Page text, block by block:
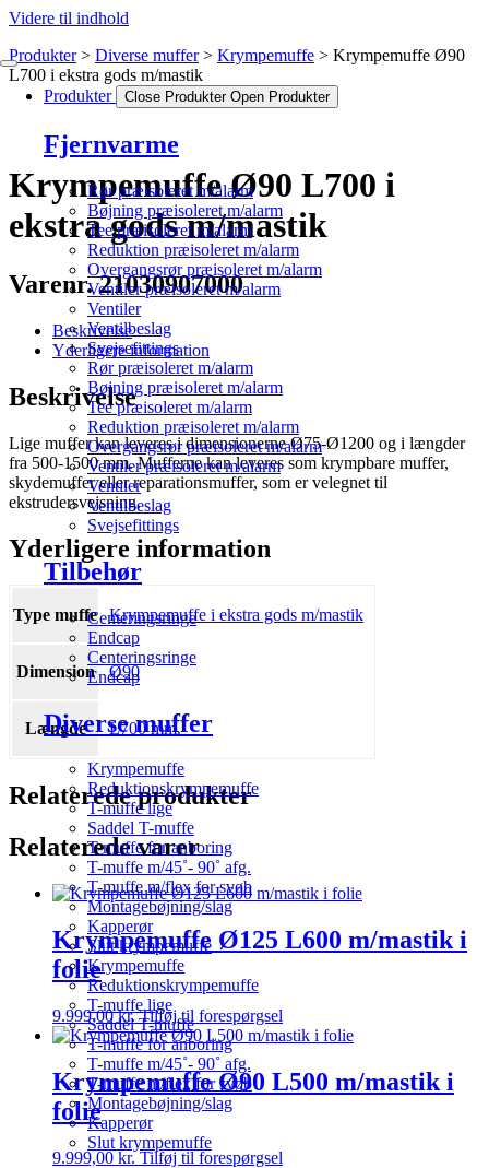
Videre til indhold
Produkter Close Produkter Open Produkter
Fjernvarme
Rør præisoleret m/alarm
Bøjning præisoleret m/alarm
Tee præisoleret m/alarm
Reduktion præisoleret m/alarm
Overgangsrør præisoleret m/alarm
Ventiler præisoleret m/alarm
Ventiler
Ventilbeslag
Svejsefittings
Rør præisoleret m/alarm
Bøjning præisoleret m/alarm
Tee præisoleret m/alarm
Reduktion præisoleret m/alarm
Overgangsrør præisoleret m/alarm
Ventiler præisoleret m/alarm
Ventiler
Ventilbeslag
Svejsefittings
Tilbehør
Centeringsringe
Endcap
Centeringsringe
Endcap
Diverse muffer
Krympemuffe
Reduktionskrympemuffe
T-muffe lige
Saddel T-muffe
T-muffe for anboring
T-muffe m/45˚- 90˚ afg.
T-muffe m/flex for svøb
Montagebøjning/slag
Kapperør
Slut krympemuffe
Krympemuffe
Reduktionskrympemuffe
T-muffe lige
Saddel T-muffe
T-muffe for anboring
T-muffe m/45˚- 90˚ afg.
T-muffe m/flex for svøb
Montagebøjning/slag
Kapperør
Slut krympemuffe
Produkter Diverse muffer Krympemuffe
Krympemuffe Ø90
L700 i ekstra gods m/mastik
Krympemuffe Ø90 L700 i
ekstra gods m/mastik
Varenr. 21030907000
Beskrivelse
Yderligere information
Beskrivelse
Lige muffer kan leveres i dimensionerne Ø75-Ø1200 og i længder
fra 500-1500 mm. Mufferne kan leveres som krympbare muffer,
skydemuffer eller reparationsmuffer, som er velegnet til
ekstrudersvejsning.
Yderligere information
Type muffe Krympemuffe i ekstra gods m/mastik
Dimension Ø90
Længde L700 mm.
Relaterede produkter
Relaterede varer
Krympemuffe Ø125 L600 m/mastik i
folie
9.999,00kr. Tilføj til forespørgsel
Krympemuffe Ø90 L500 m/mastik i
folie
9.999,00 kr. Tilføj til forespørgsel